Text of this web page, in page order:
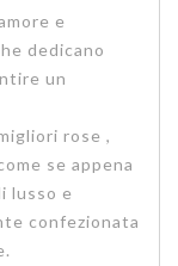
e
dedicano
un
rose ,
se appena
lusso e
confezionata